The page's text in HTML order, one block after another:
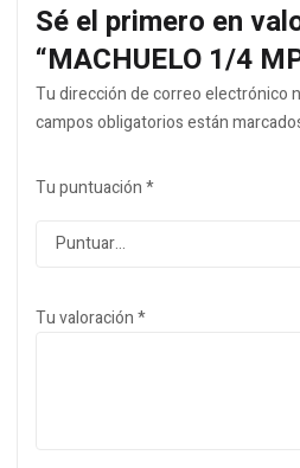
Sé el primero en
“MACHUELO 1/4
Tu dirección de correo electrónico
campos obligatorios están
Tu puntuación*
Tu valoración*